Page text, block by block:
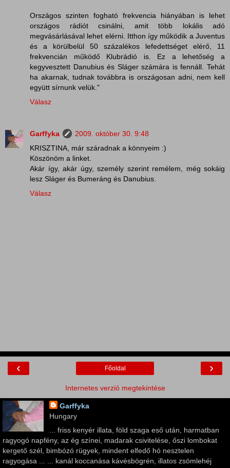
Országos szinten fogható frekvencia hiányában is lehet
országos rádiót csinálni, amit több lokális adó
megvásárlásával lehet elérni. Itthon így működik a Juventus
és a körülbelül 50 százalékos lefedettséget elérő, 11
frekvencián működő Klubrádió is. Ez a lehetőség a
kegyvesztett Danubius és Sláger számára is fennáll. Tehát
ha akarnak, tudnak továbbra is országosan adni, nem kell
együtt sírnunk velük."
Válasz
Garffyka
2009. október 30. 9:48
KRISZTINA, már száradnak a könnyeim :)
Köszönöm a linket.
Akár így, akár úgy, személy szerint remélem, még sokáig
lesz Sláger és Bumeráng és Danubius.
Válasz
‹ ›
Főoldal
Internetes verzió megtekintése
Garffyka
Hungary
... friss kenyér illata, föld szaga eső után, harmatban
ragyogó napfény, az ég színei, madarak csivitelése, őszi lombokat
kergető szél, bimbózó rügyek, mindent elfedő hó nesztelen
ragyogása ... ... kanál koccanása kávésbögrén, illatos zsömlehéj